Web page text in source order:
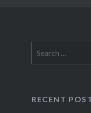
for:
RECENT